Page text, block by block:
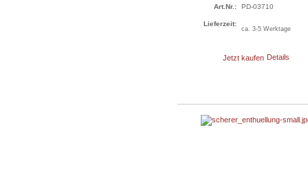
Art.Nr.: PD-03710
Lieferzeit:
ca. 3-5 Werktage
Jetzt kaufen Details